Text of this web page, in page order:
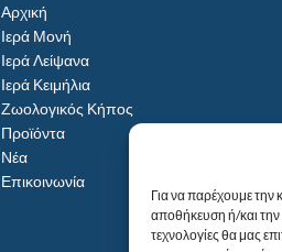
Για να παρέχουμε την
αποθήκευση ή/και
τεχνολογίες θα μας
Αρχική
Ιερά Μονή
Ιερά Λείψανα
Ιερά Κειμήλια
Ζωολογικός Κήπος
Προϊόντα
Νέα
Επικοινωνία